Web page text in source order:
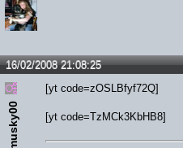
16/02/2008 21:08:25
musky00
[yt code=zOSLBfyf72Q]
[yt code=TzMCk3KbHB8]